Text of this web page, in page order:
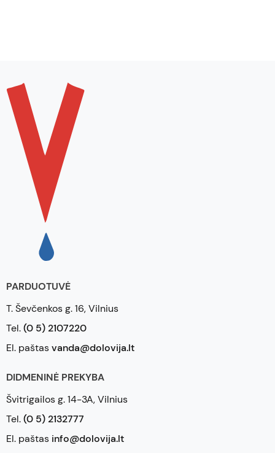
PARDUOTUVĖ
T. Ševčenkos g. 16, Vilnius
Tel.(0 5) 2107220
El. paštasvanda@dolovija.lt
DIDMENINĖ PREKYBA
Švitrigailos g. 14-3A, Vilnius
Tel.(0 5) 2132777
El. paštas info@dolovija.lt